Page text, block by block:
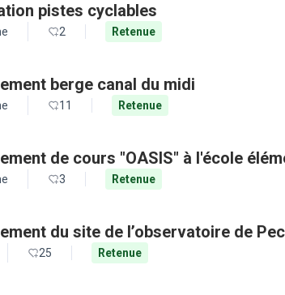
pistes cyclables
2 Retenue
berge canal du midi
11 Retenue
de cours "OASIS" à l'école
3 Retenue
du site de l’observatoire de
25 Retenue